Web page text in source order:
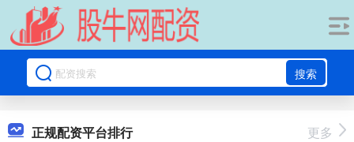
搜索
正规配资平台排行 更多